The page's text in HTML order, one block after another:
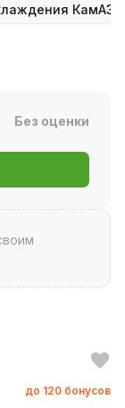
КамАЗ
Без оценки
до 120 бонусов